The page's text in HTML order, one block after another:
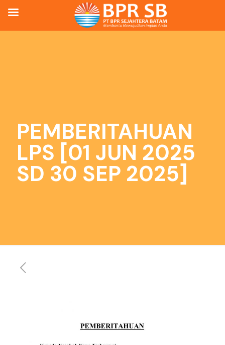
PEMBERITAHUAN
LPS [01 JUN 2025
SD 30 SEP 2025]